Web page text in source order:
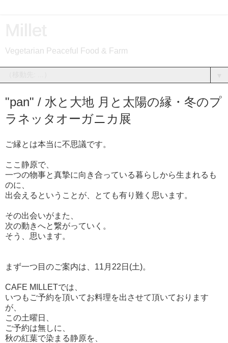
Vegetarian Peaceful Food & Farm
"pan" / 水と大地 月と太陽の縁・冬のプ
ラネッタオーガニカ展
ご縁とは本当に不思議です。
ここ静原で、
一つの物事と真摯に向き合っている暮らしから生まれるも
のに、
出会えるということが、とても有り難く思います。
その出会いがまた、
次の動きへと繋がっていく。
そう、思います。
まず一つ目のご案内は、11月22日(土)。
CAFE MILLETでは、
いつもご予約を頂いてお料理を出させて頂いております
が、
この土曜日、
ご予約は無しに、
秋の紅葉で染まる静原を、